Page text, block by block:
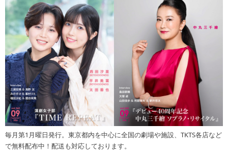
毎月第1月曜日発行。東京都内を中心に全国の劇場や施設、TKTS各店など
で無料配布中！配送も対応しております。